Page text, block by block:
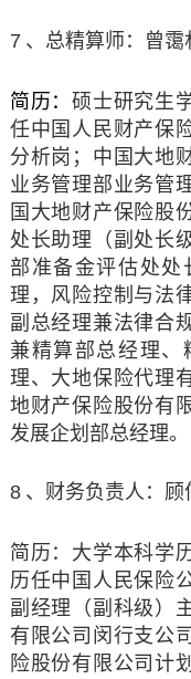
7 、总精算师：曾霭
简历 ：硕士研究生
任中国人民财产保
分析岗；中国大地
业务管理部业务管
国大地财产保险股
处长助理（副处长
部准备金评估处处
理，风险控制与法
副总经理兼法律合
兼精算部总经理、
理、大地保险代理
地财产保险股份有
发展企划部总经理。
8 、财务负责人：顾
简历：大学本科学
历任中国人民保险
副经理（副科级）
有限公司闵行支公
险股份有限公司计